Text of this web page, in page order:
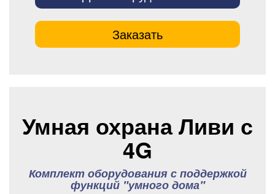
Заказать
Умная охрана Ливи с
4G
Комплект оборудования с поддержкой
функций "умного дома"